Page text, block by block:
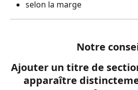
selon la marge
Notre
Ajouter un titre de
apparaître